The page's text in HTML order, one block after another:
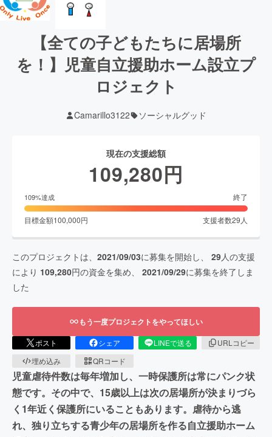
【全ての子どもたちに居場所
を！】児童自立援助ホーム設立プ
ロジェクト
Camarillo3122 ソーシャルグッド
現在の支援総額
109,280円
109%達成 終了
目標金額100,000円 支援者数29人
このプロジェクトは、 2021/09/03に募集を開始し、 29人の支援
により 109,280円の資金を集め、 2021/09/29に募集を終了しま
した
もう一度プロジェクトをやってほしい
ポスト シェア LINEで送る
URLコピー
埋め込み
QRコード
児童虐待件数は毎年増加し、一時保護所は常にパンク状
態です。その中で、15歳以上は次の居場所が決まりづら
く1年近く保護所にいることもあります。虐待から逃
れ、独り立ちする青少年の居場所を作る自立援助ホーム